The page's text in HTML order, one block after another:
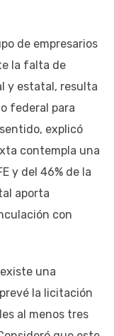
de empresarios
la falta de
y estatal, resulta
federal para
explicó
contempla una
y del 46% de la
aporta
con
una
la licitación
al menos tres